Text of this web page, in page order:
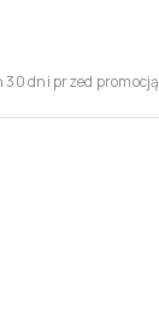
dni przed